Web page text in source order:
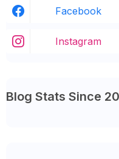
Facebook
Instagram
Blog Stats Since